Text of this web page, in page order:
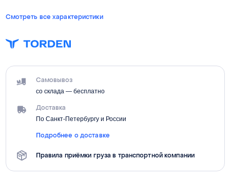
Смотреть все характеристики
Самовывоз
со склада — бесплатно
Доставка
По Санкт-Петербургу и России
Подробнее о доставке
Правила приёмки груза в транспортной компании